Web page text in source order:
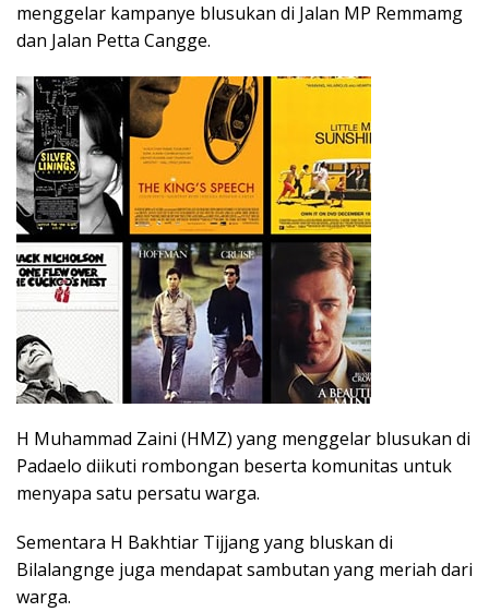
menggelar kampanye blusukan di Jalan MP Remmamg
dan Jalan Petta Cangge.
H Muhammad Zaini (HMZ) yang menggelar blusukan di
Padaelo diikuti rombongan beserta komunitas untuk
menyapa satu persatu warga.
Sementara H Bakhtiar Tijjang yang bluskan di
Bilalangnge juga mendapat sambutan yang meriah dari
warga.